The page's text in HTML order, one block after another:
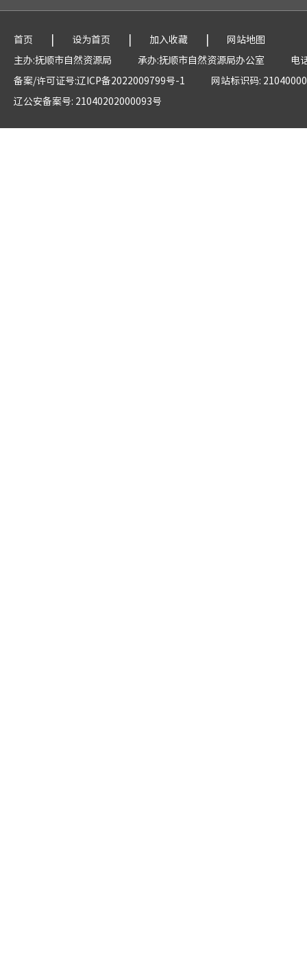
首页 | 设为首页 | 加入收藏 |
网站地图
主办:抚顺市自然资源局
承办:抚顺市自然资源局办公室
电
备案/许可证号:辽ICP备2022009799号-1
网站标识码:
辽公安备案号: 21040202000093号